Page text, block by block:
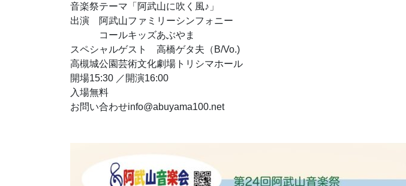
音楽祭テーマ「阿武山に吹く風♪」
出演 阿武山ファミリーシンフォニー
コールキッズあぶやま
スペシャルゲスト 高橋ゲタ夫（B/Vo.)
高槻城公園芸術文化劇場トリシマホール
開場15:30 ／開演16:00
入場無料
お問い合わせinfo@abuyama100.net